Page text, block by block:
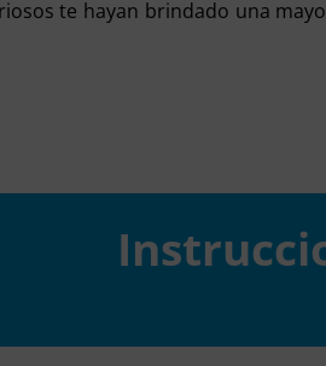
te hayan brindado una